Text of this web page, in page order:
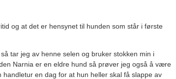
og at det er hensynet til hunden som står i første
tar jeg av henne selen og bruker stokken min i
Narnia er en eldre hund så prøver jeg også å være
en dag for at hun heller skal få slappe av